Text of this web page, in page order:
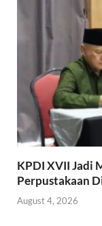
KPDI XVII Jadi
Perpustakaan
August 4, 2026